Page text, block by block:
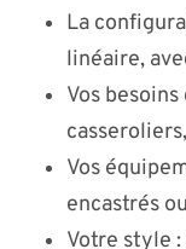
La
linéaire,
Vos
Vos
encastrés
Votre style